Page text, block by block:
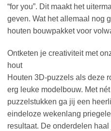
“for you”. Dit maakt het
geven. Wat het allemaal nog
houten bouwpakket voor
Ontketen je creativiteit met
hout
Houten 3D-puzzels als deze
erg leuke modelbouw. Met
puzzelstukken ga jij een
eindeloze wekenlang
resultaat. De onderdelen